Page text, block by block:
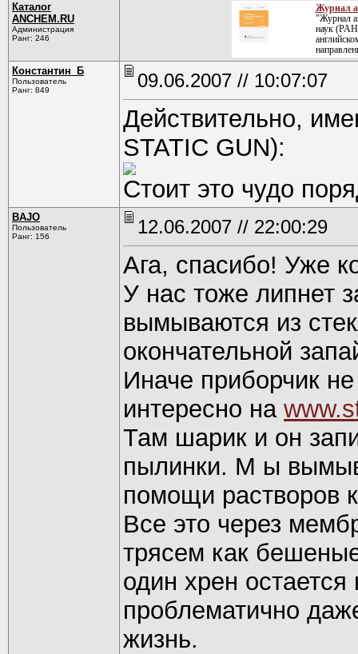
Каталог
ANCHEM.RU
Администрация
Ранг: 246
Журнал
"Журнал
наук
Константин_Б
Пользователь
Ранг: 849
09.06.2007 // 10:07:07
Действительно,
STATIC GUN):
Стоит это чудо
BAJO
Пользователь
Ранг: 156
12.06.2007 // 22:00:29
Ага, спасибо! Уже
У нас тоже липнет
вымываются из
окончательной
Иначе приборчик
интересно на
Там шарик и он
пылинки. М ы
помощи растворов
Все это через
трясем как
один хрен остается
проблематично
жизнь.